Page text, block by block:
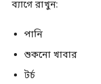
ব্যাগে রাখুন:
পানি
শুকনো খাবার
টর্চ